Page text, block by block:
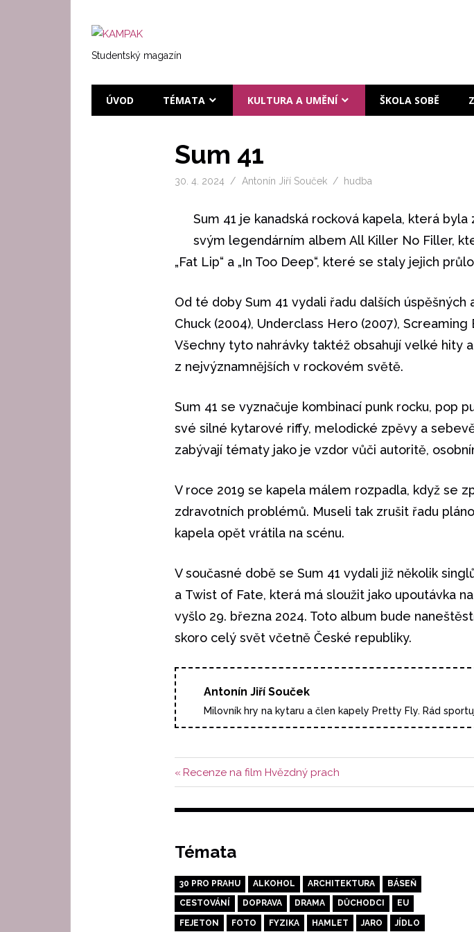
Studentský magazín
ÚVOD TÉMATA KULTURA A UMĚNÍ ŠKOLA SOBĚ
Sum 41
30. 4. 2024 Antonín Jiří Souček hudba
Sum 41 je kanadská rocková kapela, která
svým legendárním albem All Killer No Filler,
„Fat Lip“ a „In Too Deep“, které se staly jejich
Od té doby Sum 41 vydali řadu dalších
Chuck (2004), Underclass Hero (2007), Screaming
Všechny tyto nahrávky taktéž obsahují velké hity
z nejvýznamnějších v rockovém světě.
Sum 41 se vyznačuje kombinací punk rocku, pop
své silné kytarové riffy, melodické zpěvy a
zabývají tématy jako je vzdor vůči autoritě,
V roce 2019 se kapela málem rozpadla, když se
zdravotních problémů. Museli tak zrušit řadu
kapela opět vrátila na scénu.
V současné době se Sum 41 vydali již několik
a Twist of Fate, která má sloužit jako upoutávka
vyšlo 29. března 2024. Toto album bude
skoro celý svět včetně České republiky.
Antonín Jiří Souček
Milovník hry na kytaru a člen kapely Pretty Fly. Rád
Navigace
pro
Předchozí
příspěvek:
Recenze na film Hvězdný prach
Témata
30 PRO PRAHU ALKOHOL ARCHITEKTURA BÁSEŇ
CESTOVÁNÍ DOPRAVA DRAMA DŮCHODCI EU
FEJETON FOTO FYZIKA HAMLET JARO JÍDLO